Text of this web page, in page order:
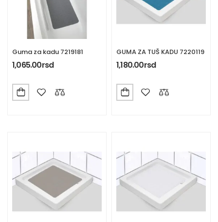
Guma za kadu 7219181
1,065.00rsd
GUMA ZA TUŠ KADU 7220119
1,180.00rsd